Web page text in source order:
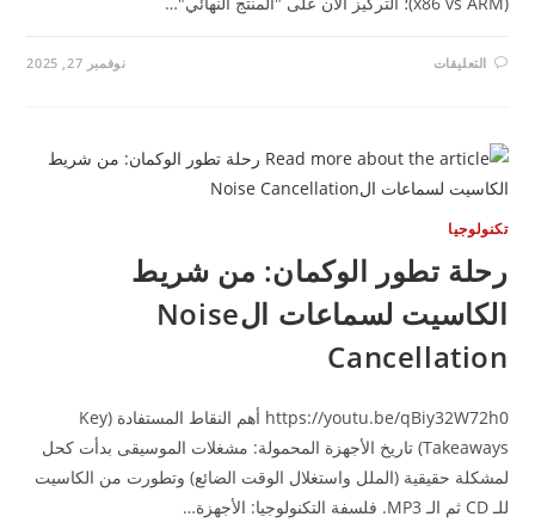
التعليقاتعلى
مناظرة
عصر
X86؟
وليه
البنشمارك
مابقاش
مقياس؟
نوفمبر 27, 2025
تطور الوكمان: من شريط
الكاسيت لسماعات الNoise
https://youtu.be/qBiy32W72h0 أهم النقاط المستفادة (Key
Takeaways) تاريخ الأجهزة المحمولة: مشغلات الموسيقى بدأت كحل
حقيقية (الملل واستغلال الوقت الضائع) وتطورت من الكاسيت